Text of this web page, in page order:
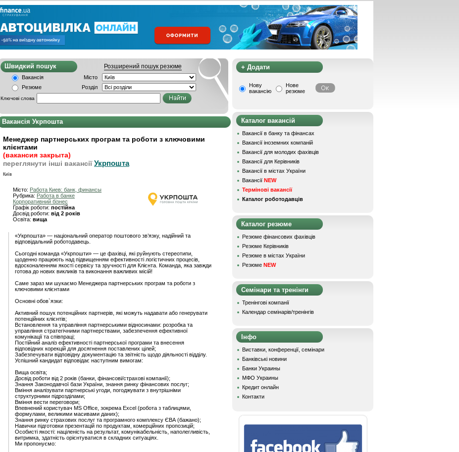
Швидкий пошук Розширений пошук резюме
Вакансія
Місто
Резюме
Розділ
Ключові слова
Вакансія Укрпошта
Менеджер партнерських програм та роботи з ключовими
клієнтами
(вакансия закрыта)
переглянути інші вакансії Укрпошта
Київ
Місто: Работа Киев: банк, финансы
Рубрика: Работа в банке
Корпоративний бізнес
Графік роботи: постійна
Досвід роботи: від 2 років
Освіта: вища
«Укрпошта» — національний оператор поштового зв’язку, надійний та
відповідальний роботодавець.
Сьогодні команда «Укрпошти» — це фахівці, які руйнують стереотипи,
щоденно працюють над підвищенням ефективності логістичних процесів,
вдосконаленням якості сервісу та зручності для Клієнта. Команда, яка завжди
готова до нових викликів та виконання важливих місій!
Саме зараз ми шукаємо Менеджера партнерських програм та роботи з
ключовими клієнтами
Основні обов`язки:
Активний пошук потенційних партнерів, які можуть надавати або генерувати
потенційних клієнтів;
Встановлення та управління партнерськими відносинами: розробка та
управління стратегічними партнерствами, забезпечення ефективної
комунікації та співпраці;
Постійний аналіз ефективності партнерської програми та внесення
відповідних корекцій для досягнення поставлених цілей;
Забезпечувати відповідну документацію та звітність щодо діяльності відділу.
Успішний кандидат відповідає наступним вимогам:
Вища освіта;
Досвід роботи від 2 років (банки, фінансові/страхові компанії);
Знання Законодавчої бази України, знання ринку фінансових послуг;
Вміння аналізувати партнерські угоди, погоджувати з внутрішніми
структурними підрозділами;
Вміння вести переговори;
Впевнений користувач MS Office, зокрема Excel (робота з таблицями,
формулами, великими масивами даних);
Знання ринку страхових послуг та програмного комплексу ЄВА (бажано);
Навички підготовки презентацій по продуктам, комерційних пропозицій;
Особисті якості: націленість на результат, комунікабельність, наполегливість,
витримка, здатність орієнтуватися в складних ситуаціях.
Ми пропонуємо:
+ Додати
Нову
вакансію
Нове
резюме
Каталог вакансій
Вакансії в банку та фінансах
Вакансії іноземних компаній
Вакансії для молодих фахівців
Вакансії для Керівників
Вакансії в містах України
Вакансії NEW
Термінові вакансії
Каталог роботодавців
Каталог резюме
Резюме фінансових фахівців
Резюме Керівників
Резюме в містах України
Резюме NEW
Семінари та тренінги
Тренінгові компанії
Календар семінарів/тренінгів
Інфо
Виставки, конференції, семінари
Банківські новини
Банки Украины
МФО Украины
Кредит онлайн
Контакти